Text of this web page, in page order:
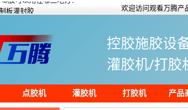
板灌封胶
特性及使用注意事项
灌封胶水应用范围及性能怎么
用于哪些应用领域？
打胶机视频
胶可以用在哪些地方？
欢迎访问观看万腾产
控胶施胶设
灌胶机/打胶
点胶机 灌胶机 打胶机 产品